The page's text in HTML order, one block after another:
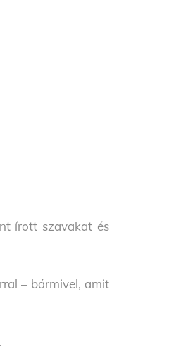
írott szavakat és
– bármivel, amit